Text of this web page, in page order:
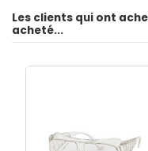
Les clients qui ont
acheté...